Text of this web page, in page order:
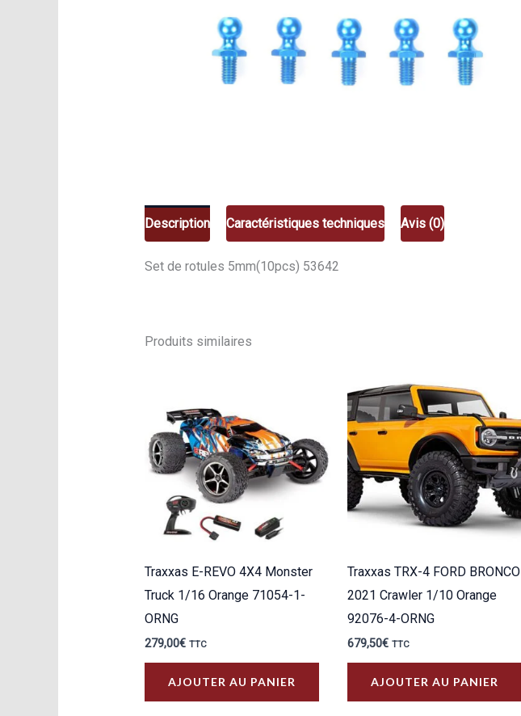
Description Caractéristiques techniques Avis (0)
Set de rotules 5mm(10pcs) 53642
Produits similaires
Traxxas E-REVO 4X4 Monster
Truck 1/16 Orange 71054-1-
ORNG
279,00€ TTC
AJOUTER AU PANIER
Traxxas TRX-4 FORD BRONCO
2021 Crawler 1/10 Orange
92076-4-ORNG
679,50€ TTC
AJOUTER AU PANIER